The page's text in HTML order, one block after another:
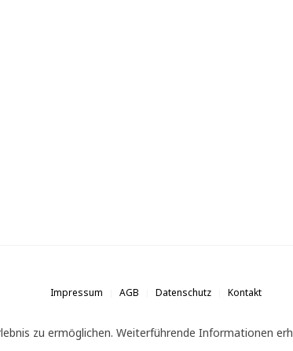
Impressum AGB Datenschutz Kontakt
zu ermöglichen. Weiterführende Informationen